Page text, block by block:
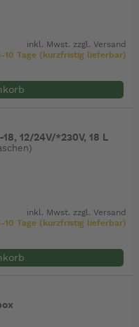
inkl. Mwst. zzgl.Versand
10 Tage (kurzfristig lieferbar)
12/24V/*230V, 18 L
inkl. Mwst. zzgl.Versand
10 Tage (kurzfristig lieferbar)